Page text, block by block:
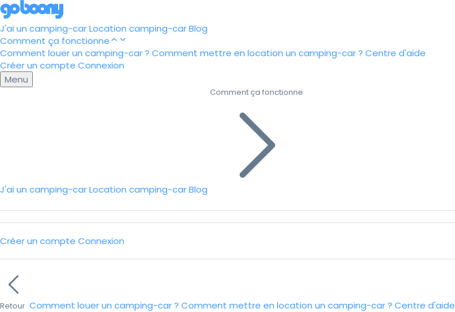
J'ai un camping-carLocation camping-carBlog
Comment ça fonctionne
Comment louer un camping-car ? Comment mettre en location un camping-car ? Centre d'aide
Créer un compte Connexion
Menu
J'ai un camping-carLocation camping-carBlog
Comment ça fonctionne
Créer un compte Connexion
Retour Comment louer un camping-car ? Comment mettre en location un camping-car ? Centre d'aide